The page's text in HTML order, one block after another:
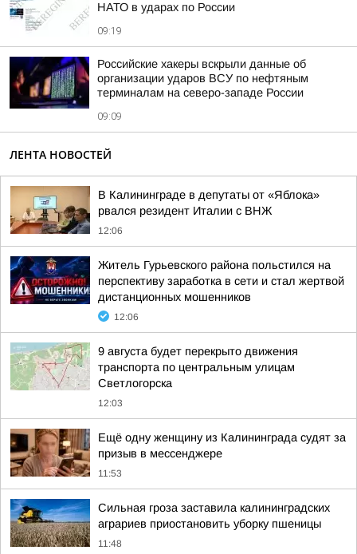
НАТО в ударах по России
09:19
Российские хакеры вскрыли данные об
организации ударов ВСУ по нефтяным
терминалам на северо-западе России
09:09
ЛЕНТА НОВОСТЕЙ
В Калининграде в депутаты от «Яблока»
рвался резидент Италии с ВНЖ
12:06
Житель Гурьевского района польстился на
перспективу заработка в сети и стал жертвой
дистанционных мошенников
12:06
9 августа будет перекрыто движения
транспорта по центральным улицам
Светлогорска
12:03
Ещё одну женщину из Калининграда судят за
призыв в мессенджере
11:53
Сильная гроза заставила калининградских
аграриев приостановить уборку пшеницы
11:48